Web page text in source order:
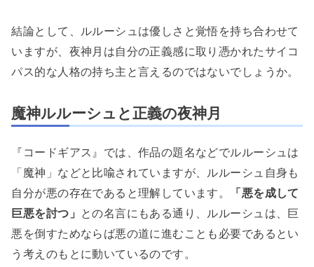
結論として、ルルーシュは優しさと覚悟を持ち合わせて
いますが、夜神月は自分の正義感に取り憑かれたサイコ
パス的な人格の持ち主と言えるのではないでしょうか。
魔神ルルーシュと正義の夜神月
『コードギアス』では、作品の題名などでルルーシュは
「魔神」などと比喩されていますが、ルルーシュ自身も
自分が悪の存在であると理解しています。
「悪を成して
巨悪を討つ」
との名言にもある通り、ルルーシュは、巨
悪を倒すためならば悪の道に進むことも必要であるとい
う考えのもとに動いているのです。